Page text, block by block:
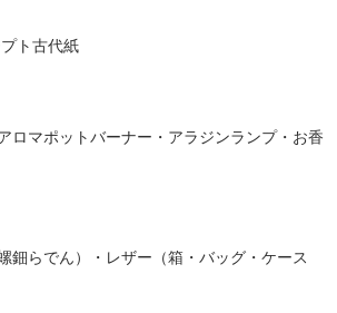
ト古代紙
ロマポットバーナー・アラジンランプ・お香
鈿らでん）・レザー（箱・バッグ・ケース